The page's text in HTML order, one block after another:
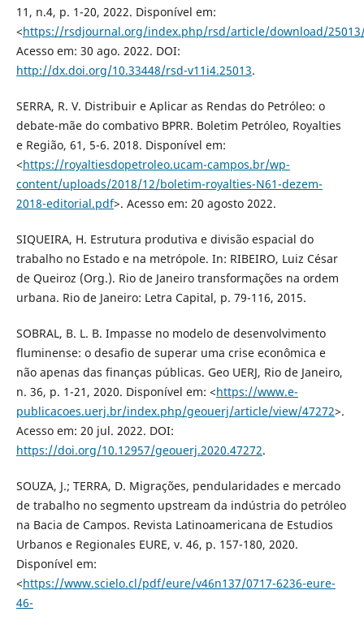
11, n.4, p. 1-20, 2022. Disponível em:
<https://rsdjournal.org/index.php/rsd/article/download/
Acesso em: 30 ago. 2022. DOI:
http://dx.doi.org/10.33448/rsd-v11i4.25013.
SERRA, R. V. Distribuir e Aplicar as Rendas do Petróleo: o
debate-mãe do combativo BPRR. Boletim Petróleo, Royalties
e Região, 61, 5-6. 2018. Disponível em:
<https://royaltiesdopetroleo.ucam-campos.br/wp-
content/uploads/2018/12/boletim-royalties-N61-dezem-
2018-editorial.pdf>. Acesso em: 20 agosto 2022.
SIQUEIRA, H. Estrutura produtiva e divisão espacial do
trabalho no Estado e na metrópole. In: RIBEIRO, Luiz César
de Queiroz (Org.). Rio de Janeiro transformações na ordem
urbana. Rio de Janeiro: Letra Capital, p. 79-116, 2015.
SOBRAL, B. L. B. Impasse no modelo de desenvolvimento
fluminense: o desafio de superar uma crise econômica e
não apenas das finanças públicas. Geo UERJ, Rio de Janeiro,
n. 36, p. 1-21, 2020. Disponível em: <https://www.e-
publicacoes.uerj.br/index.php/geouerj/article/view/47272>.
Acesso em: 20 jul. 2022. DOI:
https://doi.org/10.12957/geouerj.2020.47272.
SOUZA, J.; TERRA, D. Migrações, pendularidades e mercado
de trabalho no segmento upstream da indústria do petróleo
na Bacia de Campos. Revista Latinoamericana de Estudios
Urbanos e Regionales EURE, v. 46, p. 157-180, 2020.
Disponível em:
<https://www.scielo.cl/pdf/eure/v46n137/0717-6236-eure-
46-